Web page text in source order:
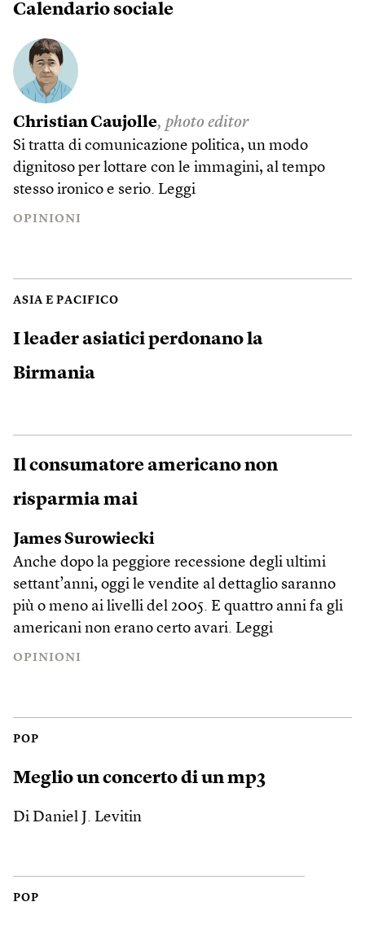
Calendario sociale
Christian Caujolle, photo editor
Si tratta di comunicazione politica, un modo
dignitoso per lottare con le immagini, al tempo
stesso ironico e serio. Leggi
OPINIONI
ASIA E PACIFICO
I leader asiatici perdonano la
Birmania
Il consumatore americano non
risparmia mai
James Surowiecki
Anche dopo la peggiore recessione degli ultimi
settant’anni, oggi le vendite al dettaglio saranno
più o meno ai livelli del 2005. E quattro anni fa gli
americani non erano certo avari. Leggi
OPINIONI
POP
Meglio un concerto di un mp3
Di Daniel J. Levitin
POP